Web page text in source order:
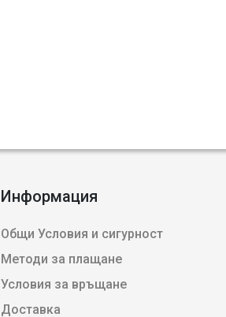
Информация
Общи Условия и сигурност
Методи за плащане
Условия за връщане
Доставка